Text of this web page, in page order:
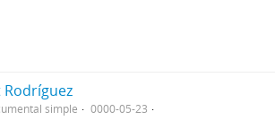
simple
0000-05-23